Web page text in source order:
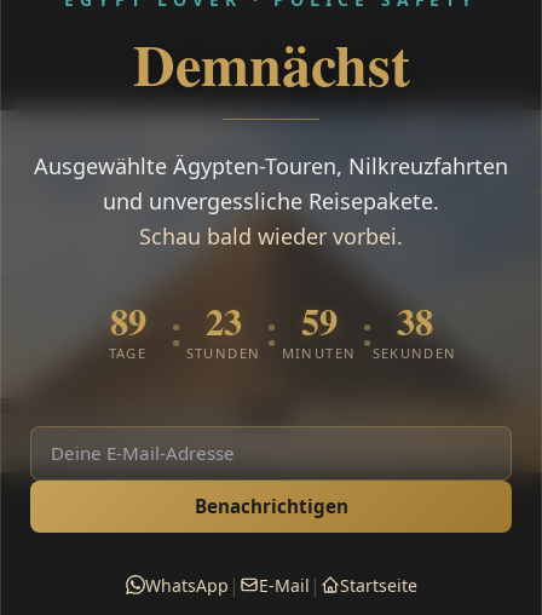
Demnächst
Ausgewählte Ägypten-Touren, Nilkreuzfahrten
und unvergessliche Reisepakete.
Schau bald wieder vorbei.
89
TAGE : 23
STUNDEN : 59
MINUTEN : 38
SEKUNDEN
Benachrichtigen
WhatsApp | E-Mail | Startseite